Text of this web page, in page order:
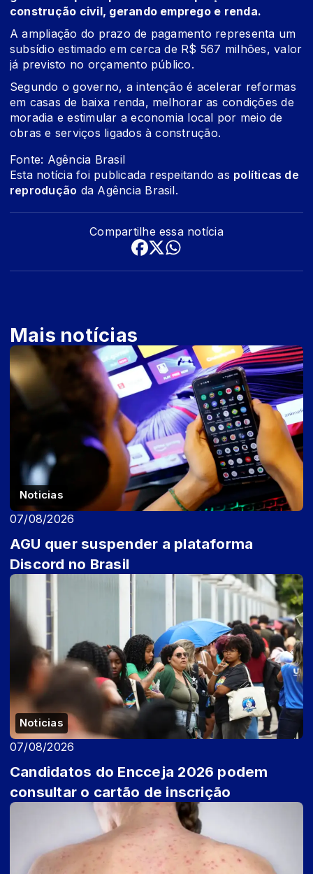
construção civil, gerando emprego e renda.
A ampliação do prazo de pagamento representa um
subsídio estimado em cerca de R$ 567 milhões, valor
já previsto no orçamento público.
Segundo o governo, a intenção é acelerar reformas
em casas de baixa renda, melhorar as condições de
moradia e estimular a economia local por meio de
obras e serviços ligados à construção.
Fonte: Agência Brasil
Esta notícia foi publicada respeitando as políticas de
reprodução da Agência Brasil.
Compartilhe essa notícia
Mais notícias
Noticias
07/08/2026
AGU quer suspender a plataforma
Discord no Brasil
Noticias
07/08/2026
Candidatos do Encceja 2026 podem
consultar o cartão de inscrição